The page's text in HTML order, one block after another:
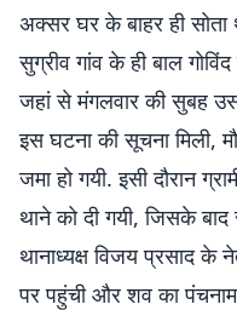
अक्सर घर के बाहर ही सोता
सुग्रीव गांव के ही बाल
जहां से मंगलवार की सुबह
इस घटना की सूचना मिली,
जमा हो गयी. इसी दौरान
थाने को दी गयी, जिसके
थानाध्यक्ष विजय प्रसाद के
पर पहुंची और शव का